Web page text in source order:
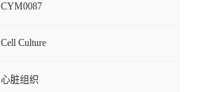
CYM0087
Cell Culture
心脏组织